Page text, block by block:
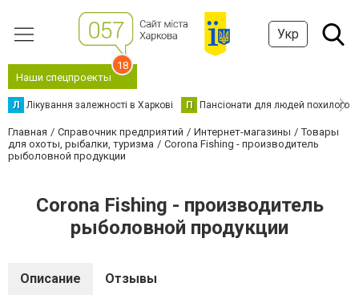
Укр
Наши спецпроекты
18
Л Лікування залежності в Харкові П Пансіонати для людей похилого
Главная Справочник предприятий Интернет-магазины
Товары
для охоты, рыбалки, туризма
Corona Fishing - производитель
рыболовной продукции
Corona Fishing - производитель
рыболовной продукции
Описание Отзывы